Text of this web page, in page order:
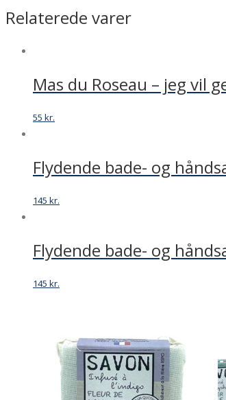
Relaterede varer
Mas du Roseau – jeg vil
55 kr.
Flydende bade- og
145 kr.
Flydende bade- og
145 kr.